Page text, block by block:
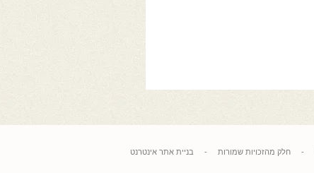
-חלק מהזכויות שמורות - בניית אתר אינטרנט